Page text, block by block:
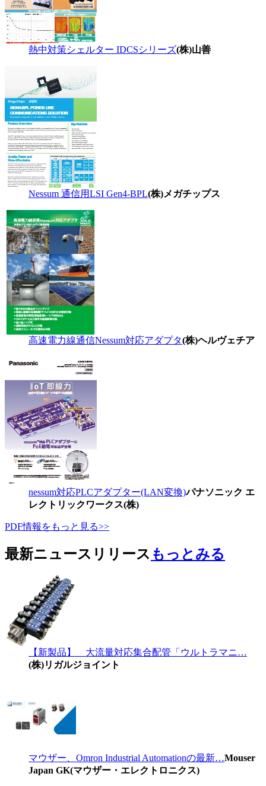
熱中対策シェルター IDCSシリーズ(株)山善
Nessum 通信用LSI Gen4-BPL(株)メガチップス
高速電力線通信Nessum対応アダプタ(株)ヘルヴェチア
nessum対応PLCアダプター(LAN変換)パナソニック エ
レクトリックワークス(株)
PDF情報をもっと見る>>
最新ニュースリリース もっとみる
【新製品】 大流量対応集合配管「ウルトラマニ…
(株)リガルジョイント
マウザー、Omron Industrial Automationの最新…Mouser
Japan GK(マウザー・エレクトロニクス)